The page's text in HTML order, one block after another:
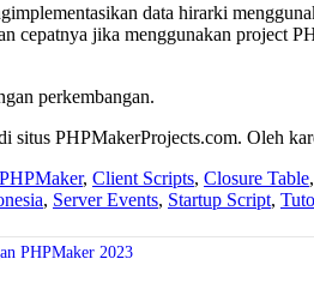
data hirarki
cepatnya jika menggunakan project
perkembangan.
situs PHPMakerProjects.com. Oleh
, Client Scripts, Closure Table,
, Server Events, Startup Script,
PHPMaker 2023